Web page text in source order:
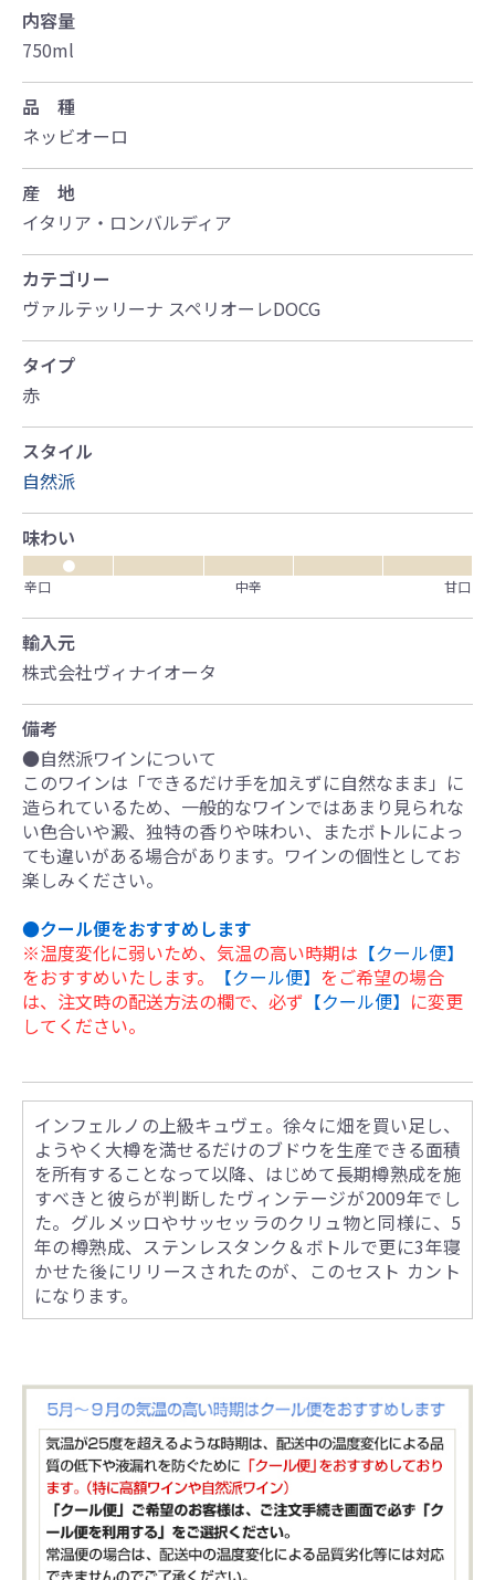
内容量
750ml
品 種
ネッビオーロ
産 地
イタリア・ロンバルディア
カテゴリー
ヴァルテッリーナ スペリオーレDOCG
タイプ
赤
スタイル
自然派
味わい
●
辛口
中辛 甘口
輸入元
株式会社ヴィナイオータ
備考
●自然派ワインについて
このワインは「できるだけ手を加えずに自然なまま」に
造られているため、一般的なワインではあまり見られな
い色合いや澱、独特の香りや味わい、またボトルによっ
ても違いがある場合があります。ワインの個性としてお
楽しみください。
●クール便をおすすめします
※温度変化に弱いため、気温の高い時期は 【クール便】
をおすすめいたします。
【クール便】 をご希望の場合
は、注文時の配送方法の欄で、必ず 【クール便】 に変更
してください。
インフェルノの上級キュヴェ。徐々に畑を買い足し、
ようやく大樽を満せるだけのブドウを生産できる面積
を所有することなって以降、はじめて長期樽熟成を施
すべきと彼らが判断したヴィンテージが2009年でし
た。グルメッロやサッセッラのクリュ物と同様に、5
年の樽熟成、ステンレスタンク＆ボトルで更に3年寝
かせた後にリリースされたのが、このセスト カント
になります。